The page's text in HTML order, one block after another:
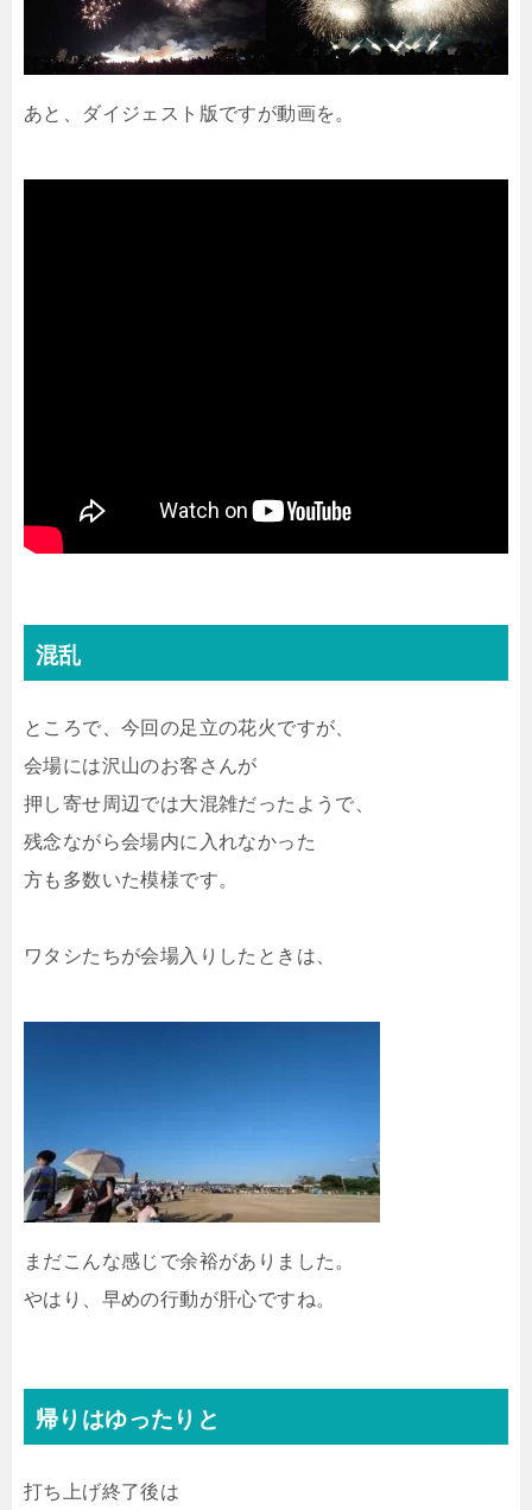
あと、ダイジェスト版ですが動画を。
混乱
ところで、今回の足立の花火ですが、
会場には沢山のお客さんが
押し寄せ周辺では大混雑だったようで、
残念ながら会場内に入れなかった
方も多数いた模様です。
ワタシたちが会場入りしたときは、
まだこんな感じで余裕がありました。
やはり、早めの行動が肝心ですね。
帰りはゆったりと
打ち上げ終了後は